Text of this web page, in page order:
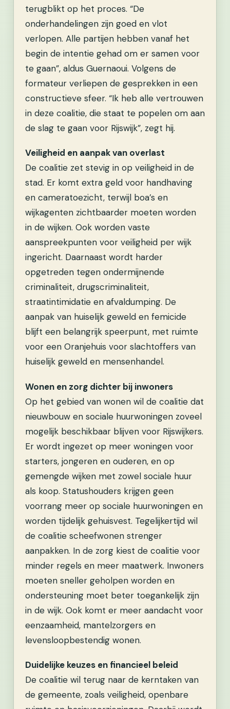
terugblikt op het proces. “De
onderhandelingen zijn goed en vlot
verlopen. Alle partijen hebben vanaf het
begin de intentie gehad om er samen voor
te gaan”, aldus Guernaoui. Volgens de
formateur verliepen de gesprekken in een
constructieve sfeer. “Ik heb alle vertrouwen
in deze coalitie, die staat te popelen om aan
de slag te gaan voor Rijswijk”, zegt hij.
Veiligheid en aanpak van overlast
De coalitie zet stevig in op veiligheid in de
stad. Er komt extra geld voor handhaving
en cameratoezicht, terwijl boa’s en
wijkagenten zichtbaarder moeten worden
in de wijken. Ook worden vaste
aanspreekpunten voor veiligheid per wijk
ingericht. Daarnaast wordt harder
opgetreden tegen ondermijnende
criminaliteit, drugscriminaliteit,
straatintimidatie en afvaldumping. De
aanpak van huiselijk geweld en femicide
blijft een belangrijk speerpunt, met ruimte
voor een Oranjehuis voor slachtoffers van
huiselijk geweld en mensenhandel.
Wonen en zorg dichter bij inwoners
Op het gebied van wonen wil de coalitie dat
nieuwbouw en sociale huurwoningen zoveel
mogelijk beschikbaar blijven voor Rijswijkers.
Er wordt ingezet op meer woningen voor
starters, jongeren en ouderen, en op
gemengde wijken met zowel sociale huur
als koop. Statushouders krijgen geen
voorrang meer op sociale huurwoningen en
worden tijdelijk gehuisvest. Tegelijkertijd wil
de coalitie scheefwonen strenger
aanpakken. In de zorg kiest de coalitie voor
minder regels en meer maatwerk. Inwoners
moeten sneller geholpen worden en
ondersteuning moet beter toegankelijk zijn
in de wijk. Ook komt er meer aandacht voor
eenzaamheid, mantelzorgers en
levensloopbestendig wonen.
Duidelijke keuzes en financieel beleid
De coalitie wil terug naar de kerntaken van
de gemeente, zoals veiligheid, openbare